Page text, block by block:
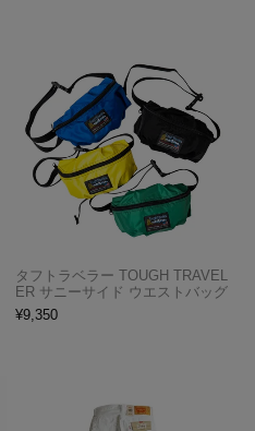
タフトラベラー TOUGH TRAVEL
ER サニーサイド ウエストバッグ
¥9,350